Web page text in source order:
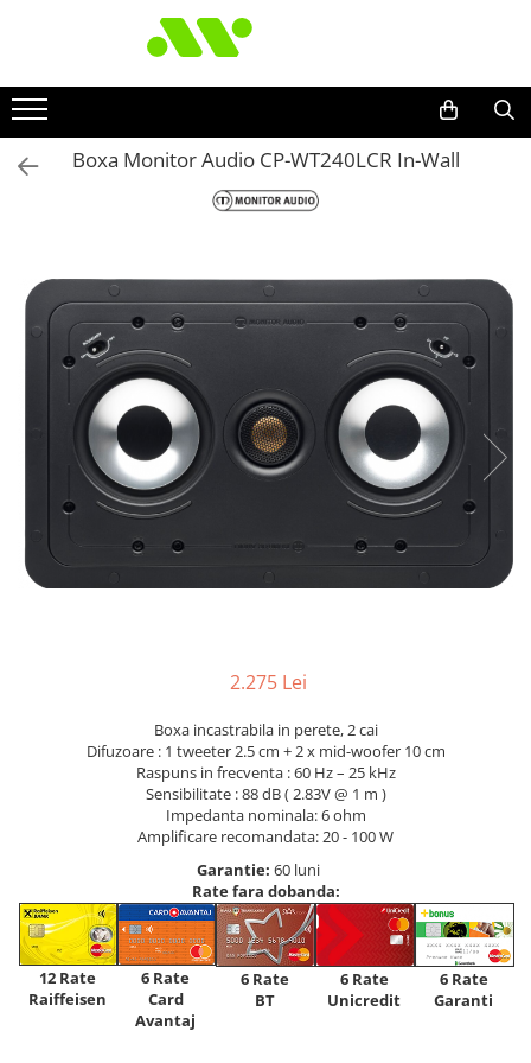
Boxa Monitor Audio CP-WT240LCR In-Wall
2.275 Lei
Boxa incastrabila in perete, 2 cai
Difuzoare : 1 tweeter 2.5 cm + 2 x mid-woofer 10 cm
Raspuns in frecventa : 60 Hz – 25 kHz
Sensibilitate : 88 dB ( 2.83V @ 1 m )
Impedanta nominala: 6 ohm
Amplificare recomandata: 20 - 100 W
Garantie: 60 luni
Rate fara dobanda:
12 Rate
Raiffeisen
6 Rate
Card
Avantaj
6 Rate
BT
6 Rate
Unicredit
6 Rate
Garanti